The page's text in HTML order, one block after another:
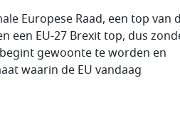
Europese Raad, een top van
een EU-27 Brexit top, dus
gewoonte te worden en
waarin de EU vandaag